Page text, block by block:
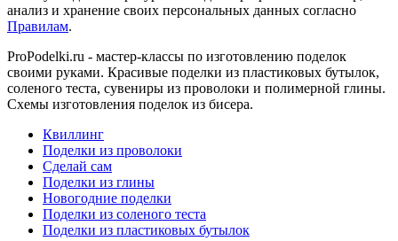
анализ и хранение своих персональных данных согласно
Правилам.
ProPodelki.ru - мастер-классы по изготовлению поделок
своими руками. Красивые поделки из пластиковых бутылок,
соленого теста, сувениры из проволоки и полимерной глины.
Схемы изготовления поделок из бисера.
Квиллинг
Поделки из проволоки
Сделай сам
Поделки из глины
Новогодние поделки
Поделки из соленого теста
Поделки из пластиковых бутылок